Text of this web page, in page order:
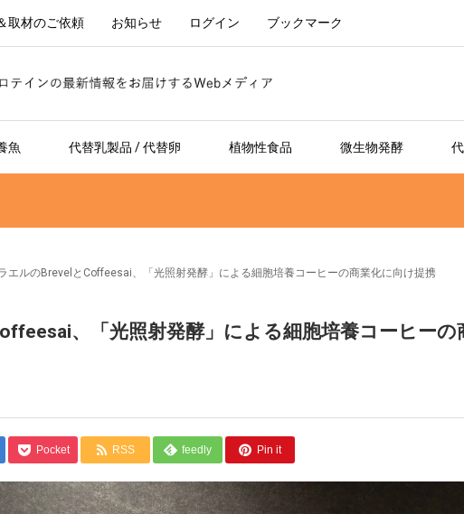
取材のご依頼 お知らせ ログイン ブックマーク
魚 代替乳製品 / 代替卵 植物性食品 微生物発酵
エルのBrevelとCoffeesai、「光照射発酵」による細胞培養コーヒーの商業化に向け提携
、「光照射発酵」による細胞培養コーヒーの
Pocket RSS feedly Pin it